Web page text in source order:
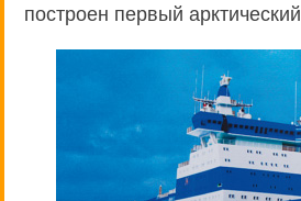
построен первый